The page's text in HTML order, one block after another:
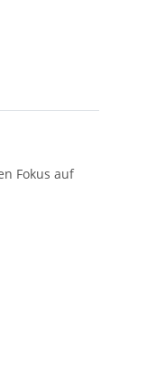
Fokus auf